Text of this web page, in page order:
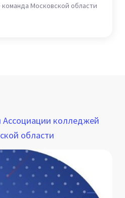
Московской области
Ассоциации колледжей
области